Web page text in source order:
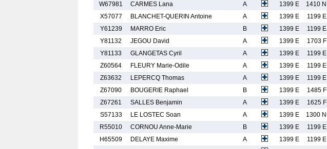
W67981
CARMES Lana A 1399 E 1410 N
X57077
BLANCHET-QUERIN Antoine A 1399 E 1199 E
Y61239
MARRO Eric B 1399 E 1199 E
Y81132
JEGOU David A 1399 E 1703 F
Y81133
GLANGETAS Cyril A 1399 E 1199 E
Z60564
FLEURY Marie-Odile A 1399 E 1199 E
Z63632
LEPERCQ Thomas A 1399 E 1199 E
Z67090
BOUGERIE Raphael B 1399 E 1485 F
Z67261
SALLES Benjamin A 1399 E 1625 F
S57133
LE LOSTEC Soan A 1399 E 1300 N
R55010
CORNOU Anne-Marie B 1399 E 1199 E
H65509
DELAYE Maxime A 1399 E 1199 E